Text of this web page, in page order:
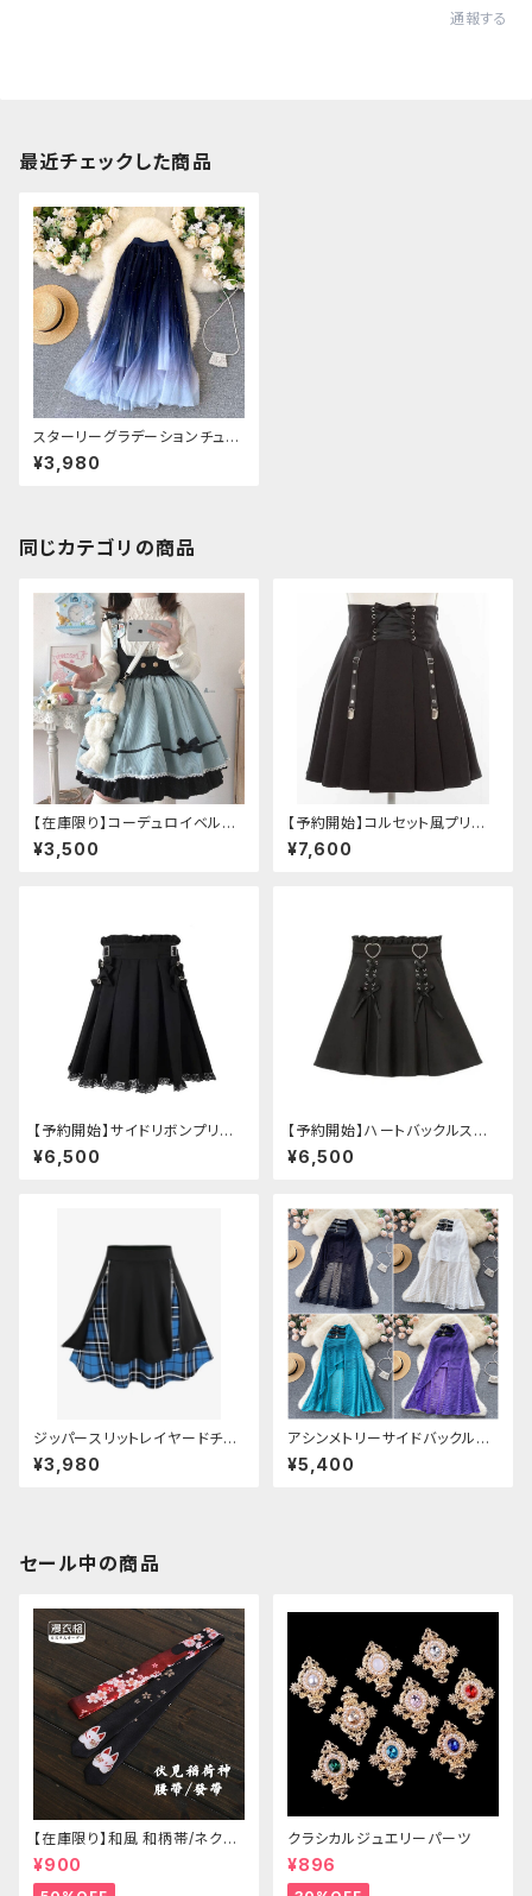
通報する
最近チェックした商品
スターリーグラデーションチュー
ルスカート
¥3,980
同じカテゴリの商品
【在庫限り】コーデュロイベルト
フリルスカート
¥3,500
【予約開始】コルセット風プリー
ツスカート
¥7,600
【予約開始】サイドリボンプリー
ツレーススカート
¥6,500
【予約開始】ハートバックルスカ
ート
¥6,500
ジッパースリットレイヤードチェ
ックスカート
¥3,980
アシンメトリーサイドバックルメ
ッシュスカート
¥5,400
セール中の商品
【在庫限り】和風 和柄帯/ネクタ
イ/リボン（狐面/金魚
¥900
クラシカルジュエリーパーツ
¥896